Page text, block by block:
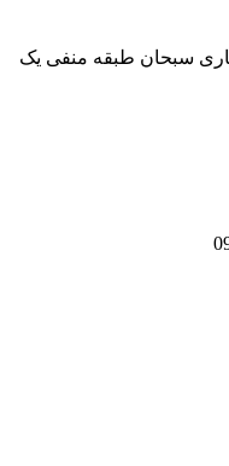
سبحان طبقه منفی یک